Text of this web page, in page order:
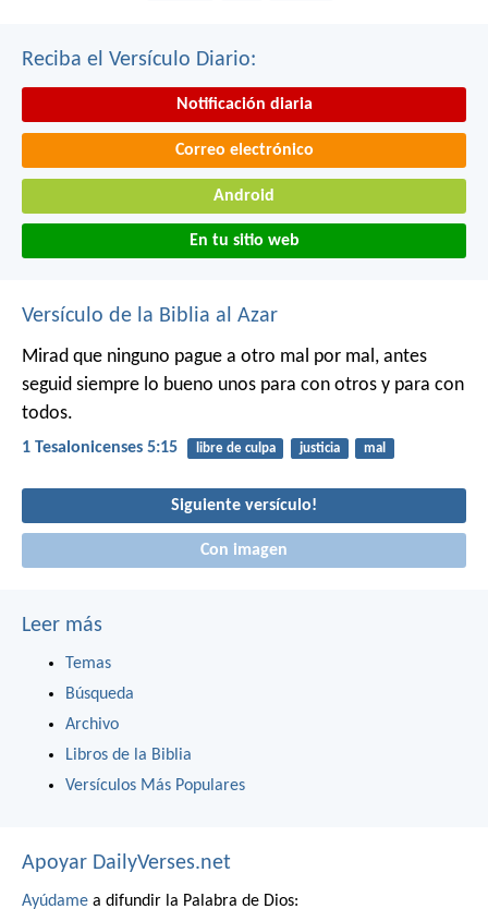
Reciba el Versículo Diario:
Notificación diaria
Correo electrónico
Android
En tu sitio web
Versículo de la Biblia al Azar
Mirad que ninguno pague a otro mal por mal, antes
seguid siempre lo bueno unos para con otros y para con
todos.
1 Tesalonicenses 5:15 libre de culpa justicia mal
Siguiente versículo!
Con imagen
Leer más
Temas
Búsqueda
Archivo
Libros de la Biblia
Versículos Más Populares
Apoyar DailyVerses.net
Ayúdame a difundir la Palabra de Dios: